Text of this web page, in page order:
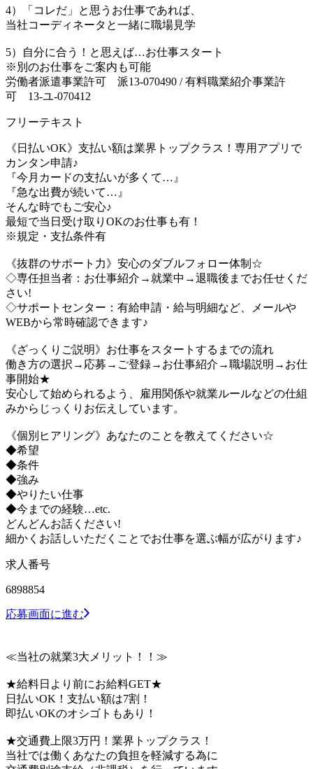
4）「コレだ」と思うお仕事であれば、
当社コーディネータと一緒に職場見学
5）自分に合う！と思えば…お仕事スタート
※別のお仕事をご案内も可能
労働者派遣事業許可 派13-070490 / 有料職業紹介事業許
可 13-ユ-070412
フリーテキスト
《日払いOK》支払い額は業界トップクラス！専用アプリで
カンタン申請♪
『今月カードの支払いが多くて…』
『急な出費が続いて…』
そんな時でもご安心♪
最短で当日受け取りOKのお仕事も有！
※規定・支払条件有
《抜群のサポート力》安心のダブルフォロー体制☆
◇専任担当者：お仕事紹介→就業中→退職後までお任せくだ
さい!
◇サポートセンター：有給申請・給与明細など、メールや
WEBから常時確認できます♪
《ざっくりご説明》お仕事をスタートするまでの流れ
働き方の選択→応募→ご登録→お仕事紹介→職場説明→お仕
事開始★
安心して始められるよう、雇用関係や就業ルールなどの仕組
みからじっくりお伝えしています。
《個別ヒアリング》あなたのことを教えてください☆
◆希望
◆条件
◆強み
◆やりたい仕事
◆今までの経験…etc.
どんどんお話ください!
細かくお話しいただくことでお仕事を選ぶ幅が広がります♪
求人番号
6898854
応募画面に進む
≪当社の就業3大メリット！！≫
★給料日より前にお給料GET★
日払いOK！支払い額は7割！
即払いOKのオシゴトもあり！
★交通費上限3万円！業界トップクラス！
当社では働くあなたの負担を軽減する為に